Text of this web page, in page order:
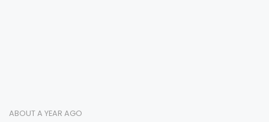
ABOUT A YEAR AGO